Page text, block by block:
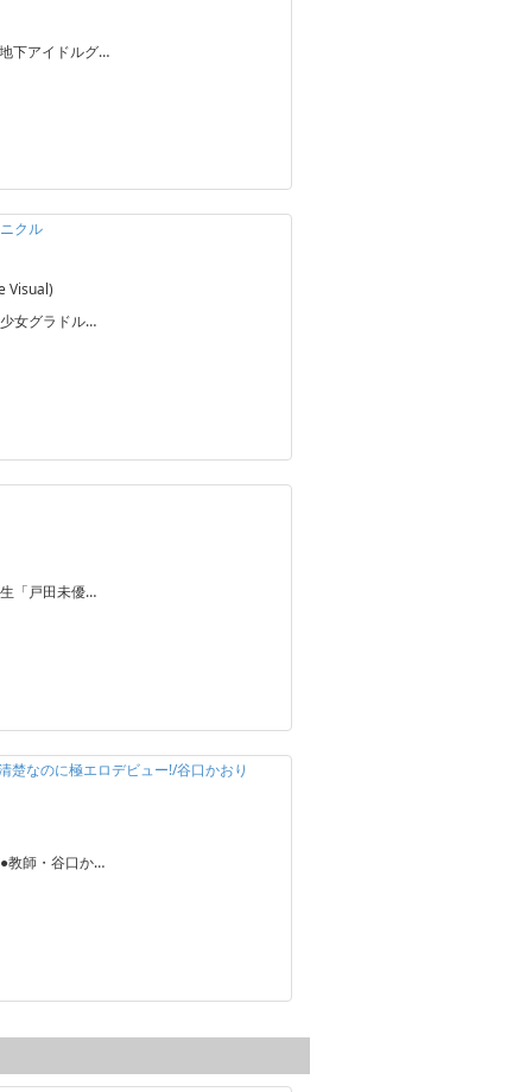
下アイドルグ…
クル
Visual)
女グラドル…
「戸田未優…
楚なのに極エロデビュー!/谷口かおり
教師・谷口か…